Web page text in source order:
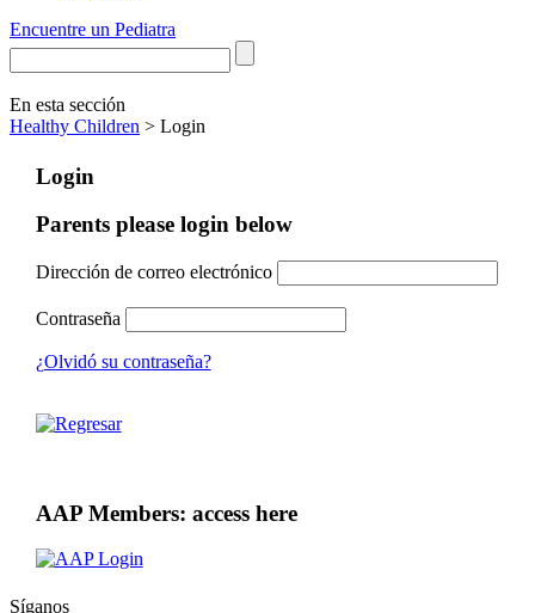
Encuentre un Pediatra
En esta sección
Healthy Children > Login
Login
Parents please login below
Dirección de correo electrónico
Contraseña
¿Olvidó su contraseña?
AAP Members: access here
Síganos